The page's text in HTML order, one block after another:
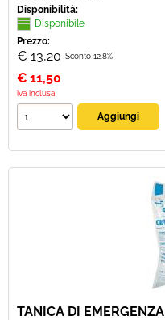
Disponibilità:
Disponibile
Prezzo:
€ 13,20 Sconto 12.8%
€ 11,50
iva inclusa
TANICA DI